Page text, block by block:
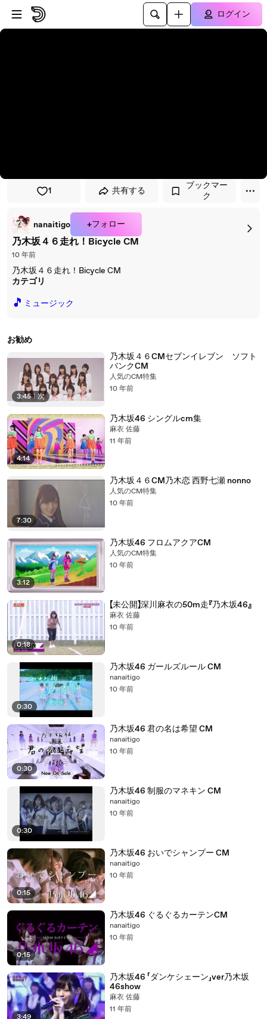
プレイヤーにスキップ
メインコンテンツにスキップ
ログイン
1 共有する
ブックマー
ク
nanaitigo +フォロー
乃木坂４６走れ！Bicycle CM
10 年前
乃木坂４６走れ！Bicycle CM
カテゴリ
🎵 ミュージック
お勧め
3:45 | 次
乃木坂４６CMセブンイレブン ソフト
バンクCM
人気のCM特集
10 年前
4:14
乃木坂46 シングルcm集
麻衣 佐藤
11 年前
7:30
乃木坂４６CM乃木恋 西野七瀬 nonno
人気のCM特集
10 年前
3:12
乃木坂46 フロムアクアCM
人気のCM特集
10 年前
0:18
【未公開】深川麻衣の50m走『乃木坂46』
麻衣 佐藤
10 年前
0:30
乃木坂46 ガールズルール CM
nanaitigo
10 年前
0:30
乃木坂46 君の名は希望 CM
nanaitigo
10 年前
0:30
乃木坂46 制服のマネキン CM
nanaitigo
10 年前
0:15
乃木坂46 おいでシャンプー CM
nanaitigo
10 年前
0:15
乃木坂46 ぐるぐるカーテンCM
nanaitigo
10 年前
乃木坂46 「ダンケシェーン」ver乃木坂
46show
麻衣 佐藤
11 年前